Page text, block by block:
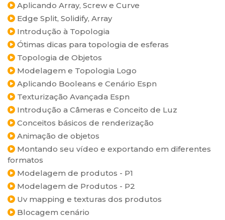
Aplicando Array, Screw e Curve
Edge Split, Solidify, Array
Introdução à Topologia
Ótimas dicas para topologia de esferas
Topologia de Objetos
Modelagem e Topologia Logo
Aplicando Booleans e Cenário Espn
Texturização Avançada Espn
Introdução a Câmeras e Conceito de Luz
Conceitos básicos de renderização
Animação de objetos
Montando seu vídeo e exportando em diferentes
formatos
Modelagem de produtos - P1
Modelagem de Produtos - P2
Uv mapping e texturas dos produtos
Blocagem cenário